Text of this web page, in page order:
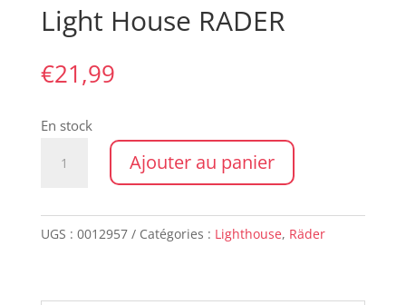
Light House RADER
€21,99
En stock
House
Ajouter au panier
UGS : 0012957 Catégories : Lighthouse, Räder